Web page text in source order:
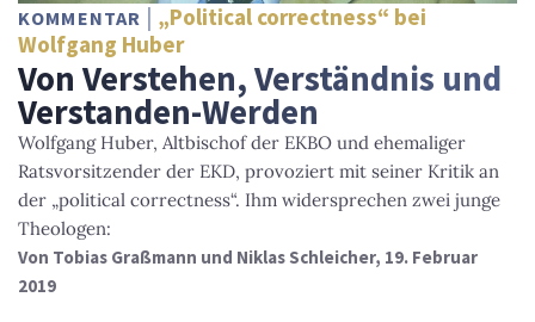
KOMMENTAR
„Political correctness“ bei
Wolfgang Huber
Von Verstehen, Verständnis und
Verstanden-Werden
Wolfgang Huber, Altbischof der EKBO und ehemaliger
Ratsvorsitzender der EKD, provoziert mit seiner Kritik an
der „political correctness“. Ihm widersprechen zwei junge
Theologen:
Von Tobias Graßmann und Niklas Schleicher, 19. Februar
2019